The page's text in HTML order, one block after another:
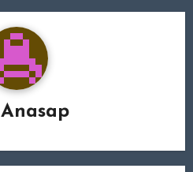
Anasap